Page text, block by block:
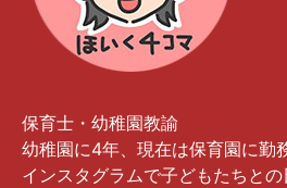
保育士・幼稚園教諭
幼稚園に4年、現在は保育園に勤
インスタグラムで子どもたちと